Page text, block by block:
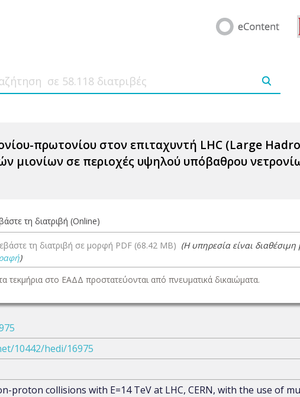
πρωτονίου στον επιταχυντή LHC (Large
μιονίων σε περιοχές υψηλού υπόβαθρου
τη διατριβή (Online)
τη διατριβή σε μορφή PDF (68.42 MB) (Η υπηρεσία είναι
)
τεκμήρια στο ΕΑΔΔ προστατεύονται από πνευματικά δικαιώματα.
10442/hedi/16975
proton collisions with E=14 TeV at LHC, CERN, with the use of